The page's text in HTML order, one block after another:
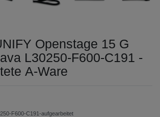
Openstage 15 G
L30250-F600-C191 -
A-Ware
F600-C191-aufgearbeitet